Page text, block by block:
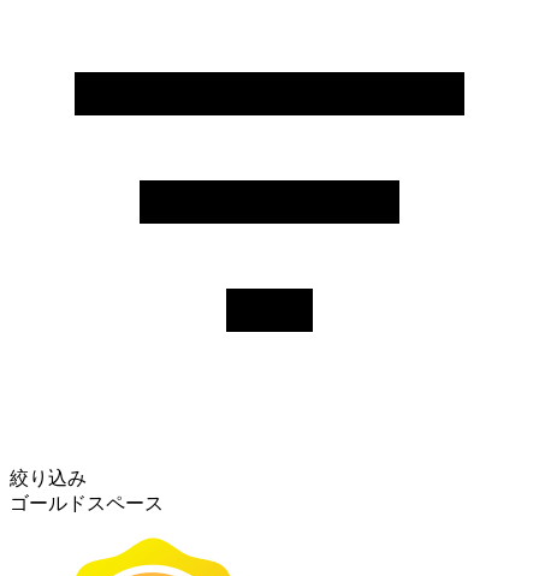
絞り込み
ゴールドスペース